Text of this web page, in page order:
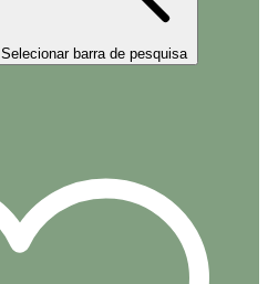
Selecionar barra de pesquisa